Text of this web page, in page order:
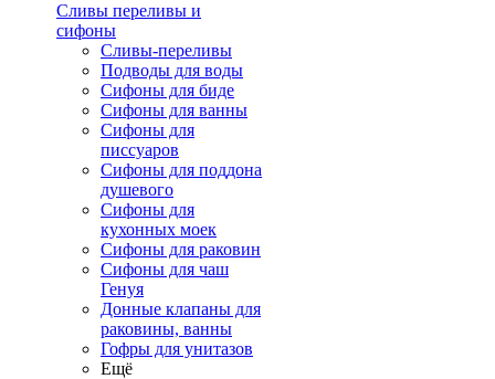
Сливы переливы и
сифоны
Сливы-переливы
Подводы для воды
Сифоны для биде
Сифоны для ванны
Сифоны для
писсуаров
Сифоны для поддона
душевого
Сифоны для
кухонных моек
Сифоны для раковин
Сифоны для чаш
Генуя
Донные клапаны для
раковины, ванны
Гофры для унитазов
Ещё